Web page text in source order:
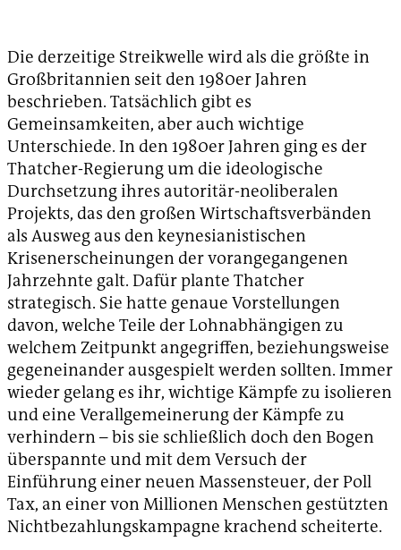
Die derzeitige Streikwelle wird als die größte in
Großbritannien seit den 1980er Jahren
beschrieben. Tatsächlich gibt es
Gemeinsamkeiten, aber auch wichtige
Unterschiede. In den 1980er Jahren ging es der
Thatcher-Regierung um die ideologische
Durchsetzung ihres autoritär-neoliberalen
Projekts, das den großen Wirtschaftsverbänden
als Ausweg aus den keynesianistischen
Krisenerscheinungen der vorangegangenen
Jahrzehnte galt. Dafür plante Thatcher
strategisch. Sie hatte genaue Vorstellungen
davon, welche Teile der Lohnabhängigen zu
welchem Zeitpunkt angegriffen, beziehungsweise
gegeneinander ausgespielt werden sollten. Immer
wieder gelang es ihr, wichtige Kämpfe zu isolieren
und eine Verallgemeinerung der Kämpfe zu
verhindern – bis sie schließlich doch den Bogen
überspannte und mit dem Versuch der
Einführung einer neuen Massensteuer, der Poll
Tax, an einer von Millionen Menschen gestützten
Nichtbezahlungskampagne krachend scheiterte.